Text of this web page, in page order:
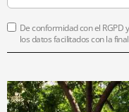
De conformidad con el RGPD
los datos facilitados con la